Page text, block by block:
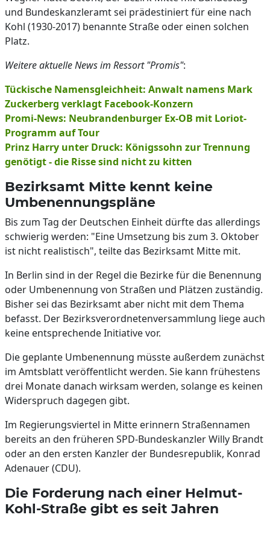
und Bundeskanzleramt sei prädestiniert für eine nach
Kohl (1930-2017) benannte Straße oder einen solchen
Platz.
Weitere aktuelle News im Ressort "Promis":
Tückische Namensgleichheit: Anwalt namens Mark
Zuckerberg verklagt Facebook-Konzern
Promi-News: Neubrandenburger Ex-OB mit Loriot-
Programm auf Tour
Prinz Harry unter Druck: Königssohn zur Trennung
genötigt - die Risse sind nicht zu kitten
Bezirksamt Mitte kennt keine
Umbenennungspläne
Bis zum Tag der Deutschen Einheit dürfte das allerdings
schwierig werden: "Eine Umsetzung bis zum 3. Oktober
ist nicht realistisch", teilte das Bezirksamt Mitte mit.
In Berlin sind in der Regel die Bezirke für die Benennung
oder Umbenennung von Straßen und Plätzen zuständig.
Bisher sei das Bezirksamt aber nicht mit dem Thema
befasst. Der Bezirksverordnetenversammlung liege auch
keine entsprechende Initiative vor.
Die geplante Umbenennung müsste außerdem zunächst
im Amtsblatt veröffentlicht werden. Sie kann frühestens
drei Monate danach wirksam werden, solange es keinen
Widerspruch dagegen gibt.
Im Regierungsviertel in Mitte erinnern Straßennamen
bereits an den früheren SPD-Bundeskanzler Willy Brandt
oder an den ersten Kanzler der Bundesrepublik, Konrad
Adenauer (CDU).
Die Forderung nach einer Helmut-
Kohl-Straße gibt es seit Jahren